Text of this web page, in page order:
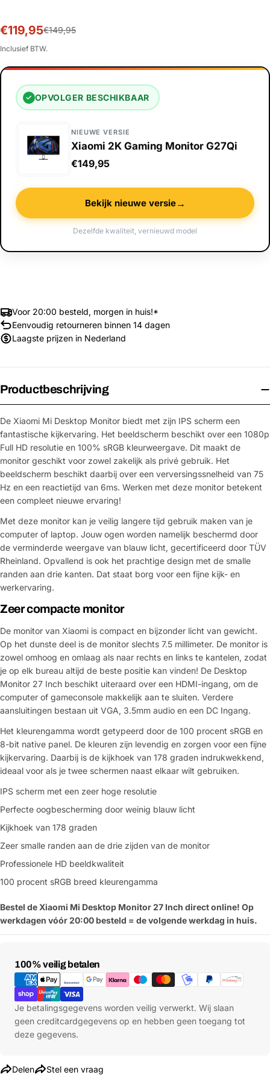
Sale
prijs
€119,95
Normale
prijs
€149,95
Inclusief BTW.
✓ OPVOLGER BESCHIKBAAR
NIEUWE VERSIE
Xiaomi 2K Gaming Monitor G27Qi
€149,95
Bekijk nieuwe versie→
Dezelfde kwaliteit, vernieuwd model
Voor 20:00 besteld, morgen in huis!*
Eenvoudig retourneren binnen 14 dagen
Laagste prijzen in Nederland
Productbeschrijving
De Xiaomi Mi Desktop Monitor biedt met zijn IPS scherm een
fantastische kijkervaring. Het beeldscherm beschikt over een 1080p
Full HD resolutie en 100% sRGB kleurweergave. Dit maakt de
monitor geschikt voor zowel zakelijk als privé gebruik. Het
beeldscherm beschikt daarbij over een verversingssnelheid van 75
Hz en een reactietijd van 6ms. Werken met deze monitor betekent
een compleet nieuwe ervaring!
Met deze monitor kan je veilig langere tijd gebruik maken van je
computer of laptop. Jouw ogen worden namelijk beschermd door
de verminderde weergave van blauw licht, gecertificeerd door TÜV
Rheinland. Opvallend is ook het prachtige design met de smalle
randen aan drie kanten. Dat staat borg voor een fijne kijk- en
werkervaring.
Zeer compacte monitor
De monitor van Xiaomi is compact en bijzonder licht van gewicht.
Op het dunste deel is de monitor slechts 7.5 millimeter. De monitor is
zowel omhoog en omlaag als naar rechts en links te kantelen, zodat
je op elk bureau altijd de beste positie kan vinden! De Desktop
Monitor 27 Inch beschikt uiteraard over een HDMI-ingang, om de
computer of gameconsole makkelijk aan te sluiten. Verdere
aansluitingen bestaan uit VGA, 3.5mm audio en een DC Ingang.
Het kleurengamma wordt getypeerd door de 100 procent sRGB en
8-bit native panel. De kleuren zijn levendig en zorgen voor een fijne
kijkervaring. Daarbij is de kijkhoek van 178 graden indrukwekkend,
ideaal voor als je twee schermen naast elkaar wilt gebruiken.
IPS scherm met een zeer hoge resolutie
Perfecte oogbescherming door weinig blauw licht
Kijkhoek van 178 graden
Zeer smalle randen aan de drie zijden van de monitor
Professionele HD beeldkwaliteit
100 procent sRGB breed kleurengamma
Bestel de Xiaomi Mi Desktop Monitor 27 Inch direct online! Op
werkdagen vóór 20:00 besteld = de volgende werkdag in huis.
100% veilig betalen
Betaalmethoden
Je betalingsgegevens worden veilig verwerkt. Wij slaan
geen creditcardgegevens op en hebben geen toegang tot
deze gegevens.
Delen Stel een vraag